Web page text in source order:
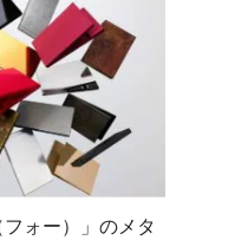
ォー）」のメタ